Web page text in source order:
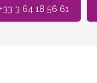
+33 3 64 18 56 61